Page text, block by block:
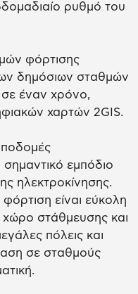
ρυθμό του
φόρτισης
δημόσιων σταθμών
έναν χρόνο,
χαρτών 2GIS.
εμπόδιο
ηλεκτροκίνησης.
είναι εύκολη
χώρο στάθμευσης και
πόλεις και
σε σταθμούς